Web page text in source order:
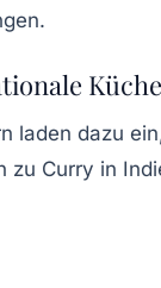
Küche
laden dazu
zu Curry in